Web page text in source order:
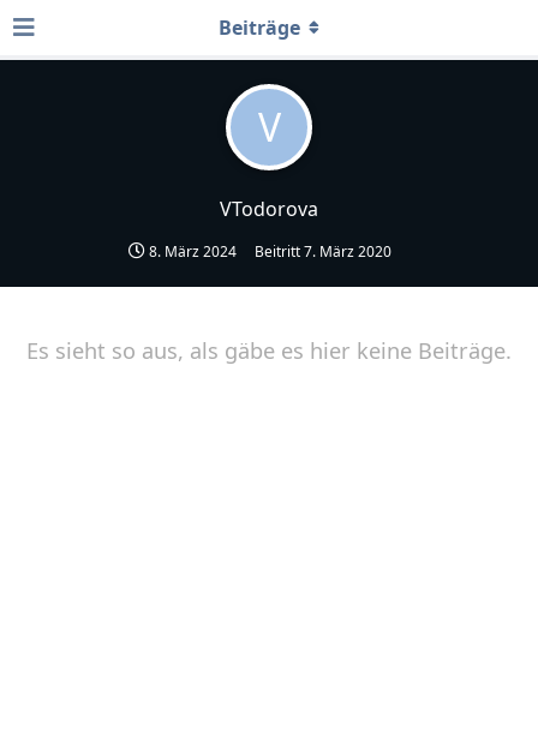
V
VTodorova
8. März 2024 Beitritt7. März 2020
Beiträge
Es sieht so aus, als gäbe es hier keine Beiträge.